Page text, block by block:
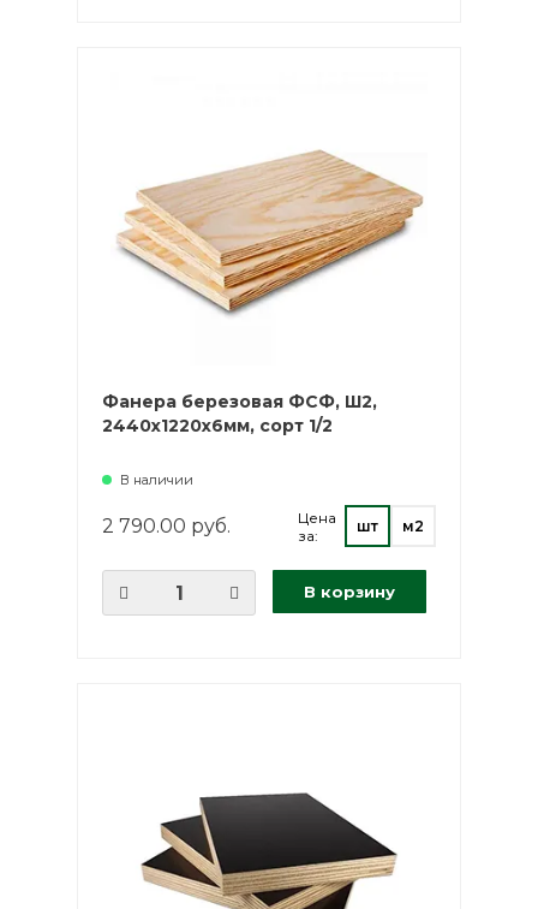
Фанера березовая ФСФ, Ш2,
2440х1220х6мм, сорт 1/2
В наличии
2 790.00 руб.
Цена
за:
шт м2
В корзину